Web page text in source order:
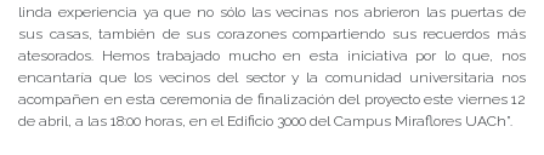
linda experiencia ya que no sólo las vecinas nos abrieron las puertas de
sus casas, también de sus corazones compartiendo sus recuerdos más
atesorados. Hemos trabajado mucho en esta iniciativa por lo que, nos
encantaría que los vecinos del sector y la comunidad universitaria nos
acompañen en esta ceremonia de finalización del proyecto este viernes 12
de abril, a las 18:00 horas, en el Edificio 3000 del Campus Miraflores UACh”.